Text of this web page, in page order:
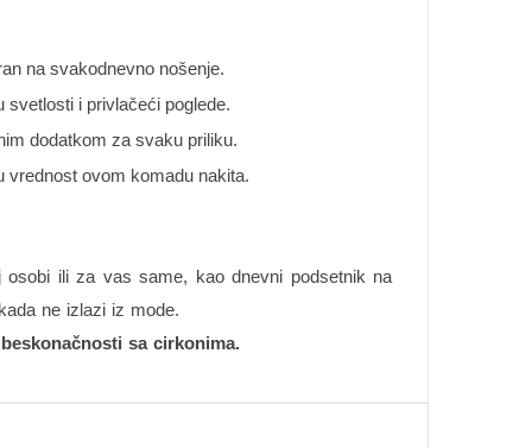
na svakodnevno nošenje.
i privlačeći poglede.
dodatkom za svaku priliku.
vrednost ovom komadu nakita.
ili za vas same, kao dnevni podsetnik na
ne izlazi iz mode.
sa cirkonima.